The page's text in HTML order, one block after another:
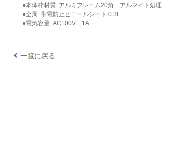
●本体枠材質: アルミフレーム20角 アルマイト処理
●全周: 帯電防止ビニールシート 0.3t
●電気容量: AC100V 1A
一覧に戻る